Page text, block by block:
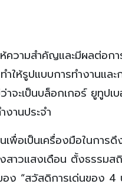
ความสำคัญและมีผลต่อก
ให้รูปแบบการทำงานและ
จะเป็นบล็อกเกอร์ ยูทูปเ
านประจำ
พื่อเป็นเครื่องมือในการดึ
สาวแสงเดือน ตั้งธรรม
ง “สวัสดิการเด่นของ 4